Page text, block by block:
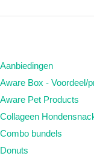
Aanbiedingen
Aware Box - Voordeel/
Aware Pet Products
Collageen
Combo bundels
Donuts